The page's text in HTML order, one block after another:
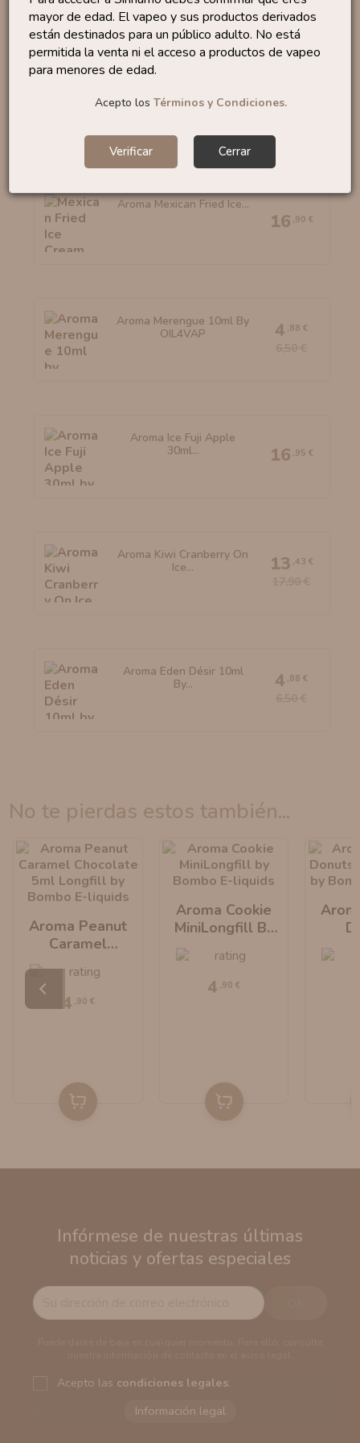
mayor de edad. El vapeo y sus productos derivados
están destinados para un público adulto. No está
permitida la venta ni el acceso a productos de vapeo
para menores de edad.
Acepto los Términos y Condiciones.
Verificar Cerrar
No te quedes sin...
Moon
4
Aroma Mexican Fried Ice...
16 ,90 €
Aroma Merengue 10ml By
OIL4VAP
4 ,88 €
Aroma Ice Fuji Apple
30ml...
16 ,95 €
Aroma Kiwi Cranberry On
Ice...
13 ,43 €
Aroma Eden Désir 10ml
By...
4 ,88 €
no te pierdas estos también...
Aroma Peanut
Caramel
MiniLongfill By
Bombo E-Liquids
4 ,90 €
Aroma Cookie
MiniLongfill By
4 ,90 €
Infórmese de nuestras últimas
noticias y ofertas especiales
Acepto las condiciones legales.
Responsable del tratamiento: VAPERS GROUPS